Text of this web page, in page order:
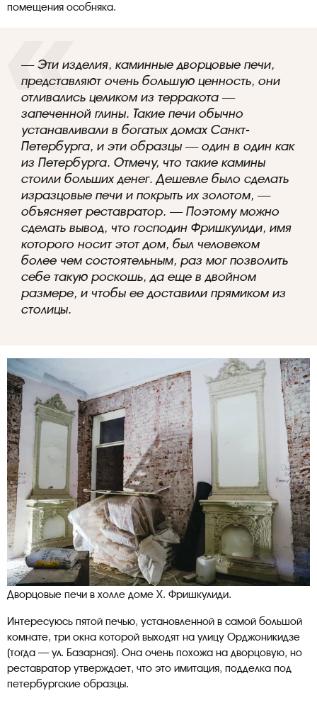
помещения особняка.
— Эти изделия, каминные дворцовые печи,
представляют очень большую ценность, они
отливались целиком из терракота —
запеченной глины. Такие печи обычно
устанавливали в богатых домах Санкт-
Петербурга, и эти образцы — один в один как
из Петербурга. Отмечу, что такие камины
стоили больших денег. Дешевле было сделать
изразцовые печи и покрыть их золотом, —
объясняет реставратор. — Поэтому можно
сделать вывод, что господин Фришкулиди, имя
которого носит этот дом, был человеком
более чем состоятельным, раз мог позволить
себе такую роскошь, да еще в двойном
размере, и чтобы ее доставили прямиком из
столицы.
Дворцовые печи в холле доме Х. Фришкулиди.
Интересуюсь пятой печью, установленной в самой большой
комнате, три окна которой выходят на улицу Орджоникидзе
(тогда — ул. Базарная). Она очень похожа на дворцовую, но
реставратор утверждает, что это имитация, подделка под
петербургские образцы.